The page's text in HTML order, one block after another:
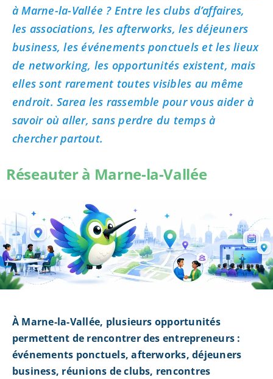
à Marne-la-Vallée ? Entre les clubs d’affaires,
les associations, les afterworks, les déjeuners
business, les événements ponctuels et les lieux
de networking, les opportunités existent, mais
elles sont rarement toutes visibles au même
endroit. Sarea les rassemble pour vous aider à
savoir où aller, sans perdre du temps à
chercher partout.
Réseauter à Marne-la-Vallée
À Marne-la-Vallée, plusieurs opportunités
permettent de rencontrer des entrepreneurs :
événements ponctuels, afterworks, déjeuners
business, réunions de clubs, rencontres